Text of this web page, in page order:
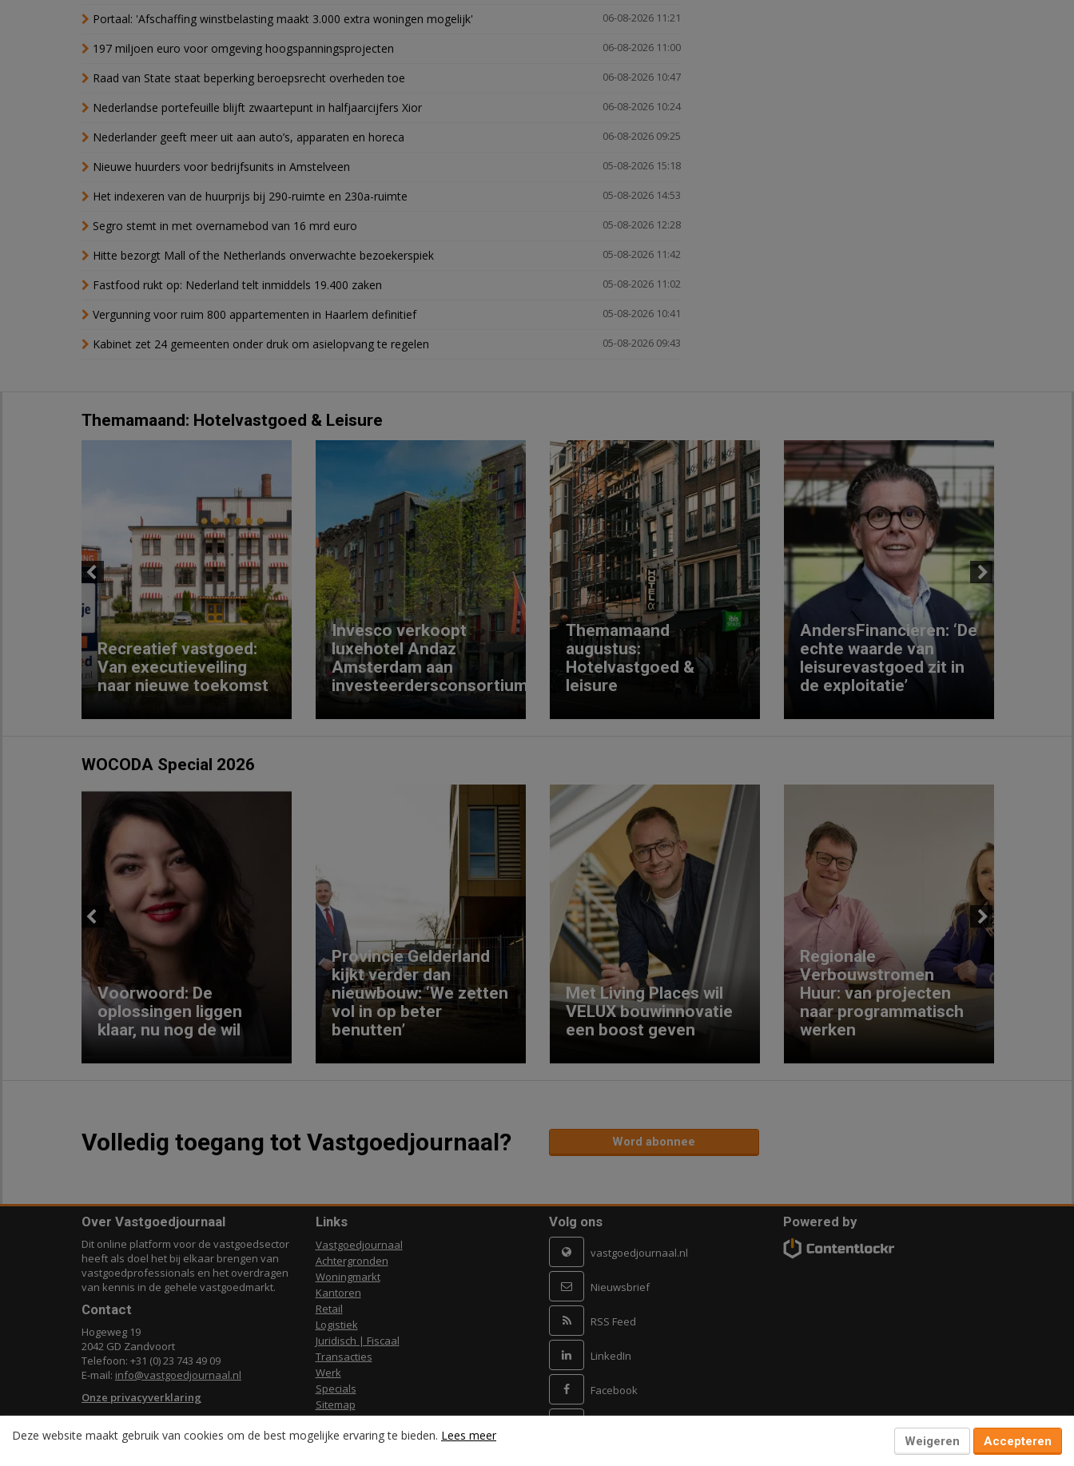
06-08-2026 11:21
Portaal: 'Afschaffing winstbelasting maakt 3.000 extra woningen mogelijk'
06-08-2026 11:00
197 miljoen euro voor omgeving hoogspanningsprojecten
06-08-2026 10:47
Raad van State staat beperking beroepsrecht overheden toe
06-08-2026 10:24
Nederlandse portefeuille blijft zwaartepunt in halfjaarcijfers Xior
06-08-2026 09:25
Nederlander geeft meer uit aan auto’s, apparaten en horeca
05-08-2026 15:18
Nieuwe huurders voor bedrijfsunits in Amstelveen
05-08-2026 14:53
Het indexeren van de huurprijs bij 290-ruimte en 230a-ruimte
05-08-2026 12:28
Segro stemt in met overnamebod van 16 mrd euro
05-08-2026 11:42
Hitte bezorgt Mall of the Netherlands onverwachte bezoekerspiek
05-08-2026 11:02
Fastfood rukt op: Nederland telt inmiddels 19.400 zaken
05-08-2026 10:41
Vergunning voor ruim 800 appartementen in Haarlem definitief
05-08-2026 09:43
Kabinet zet 24 gemeenten onder druk om asielopvang te regelen
Themamaand: Hotelvastgoed & Leisure
Previous
Recreatief vastgoed:
Van executieveiling
naar nieuwe toekomst
Invesco verkoopt
luxehotel Andaz
Amsterdam aan
investeerdersconsortium
Themamaand
augustus:
Hotelvastgoed &
leisure
AndersFinancieren: ‘De
echte waarde van
leisurevastgoed zit in
de exploitatie’
Next
WOCODA Special 2026
Previous
Voorwoord: De
oplossingen liggen
klaar, nu nog de wil
Provincie Gelderland
kijkt verder dan
nieuwbouw: ‘We zetten
vol in op beter
benutten’
Met Living Places wil
VELUX bouwinnovatie
een boost geven
Regionale
Verbouwstromen
Huur: van projecten
naar programmatisch
werken
Next
Volledig toegang tot Vastgoedjournaal? Word abonnee
Over Vastgoedjournaal
Dit online platform voor de vastgoedsector
heeft als doel het bij elkaar brengen van
vastgoedprofessionals en het overdragen
van kennis in de gehele vastgoedmarkt.
Contact
Hogeweg 19
2042 GD Zandvoort
Telefoon: +31 (0) 23 743 49 09
E-mail: info@vastgoedjournaal.nl
Onze privacyverklaring
Links
Vastgoedjournaal
Achtergronden
Woningmarkt
Kantoren
Retail
Logistiek
Juridisch | Fiscaal
Transacties
Werk
Specials
Sitemap
Volg ons
vastgoedjournaal.nl
Nieuwsbrief
RSS Feed
LinkedIn
Facebook
Powered by
Deze website maakt gebruik van cookies om de best mogelijke ervaring te bieden. Lees meer Weigeren Accepteren